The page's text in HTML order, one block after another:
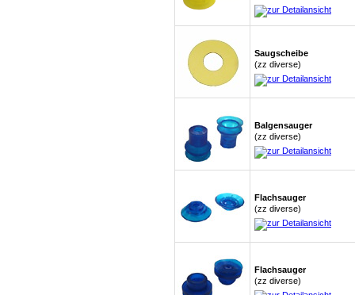
Saugscheibe
(zz diverse)
Balgensauger
(zz diverse)
Flachsauger
(zz diverse)
Flachsauger
(zz diverse)